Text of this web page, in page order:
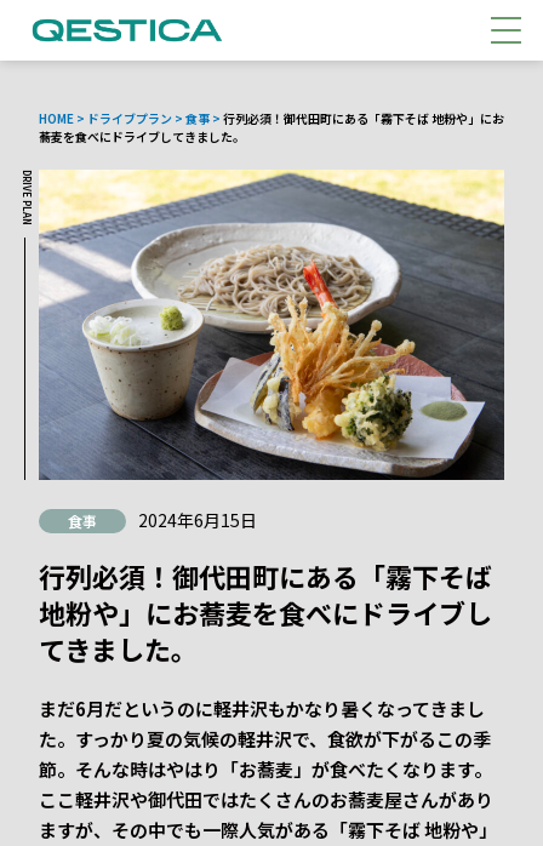
メ
HOME > ドライブプラン > 食事 > 行列必須！御代田町にある「霧下そば 地粉や」にお
蕎麦を食べにドライブしてきました。
DRIVE PLAN
食事 2024年6月15日
行列必須！御代田町にある「霧下そば
地粉や」にお蕎麦を食べにドライブし
てきました。
まだ6月だというのに軽井沢もかなり暑くなってきまし
た。すっかり夏の気候の軽井沢で、食欲が下がるこの季
節。そんな時はやはり「お蕎麦」が食べたくなります。
ここ軽井沢や御代田ではたくさんのお蕎麦屋さんがあり
ますが、その中でも一際人気がある「霧下そば 地粉や」